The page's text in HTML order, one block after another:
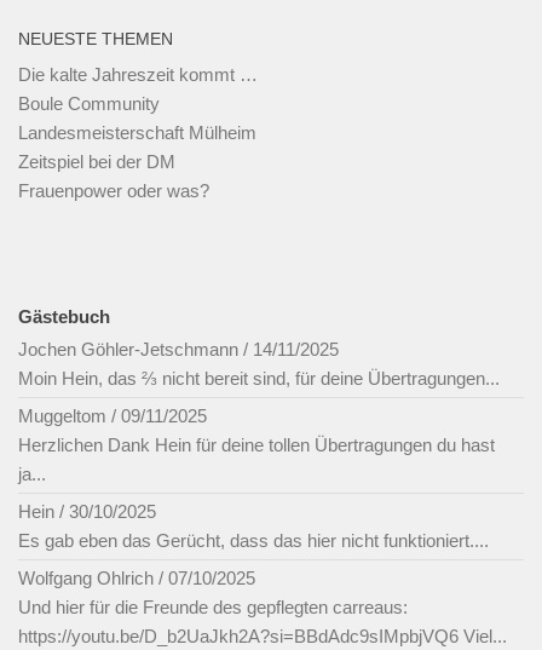
NEUESTE THEMEN
Die kalte Jahreszeit kommt …
Boule Community
Landesmeisterschaft Mülheim
Zeitspiel bei der DM
Frauenpower oder was?
Gästebuch
Jochen Göhler-Jetschmann / 14/11/2025
Moin Hein, das ⅔ nicht bereit sind, für deine Übertragungen...
Muggeltom / 09/11/2025
Herzlichen Dank Hein für deine tollen Übertragungen du hast
ja...
Hein / 30/10/2025
Es gab eben das Gerücht, dass das hier nicht funktioniert....
Wolfgang Ohlrich / 07/10/2025
Und hier für die Freunde des gepflegten carreaus:
https://youtu.be/D_b2UaJkh2A?si=BBdAdc9sIMpbjVQ6 Viel...